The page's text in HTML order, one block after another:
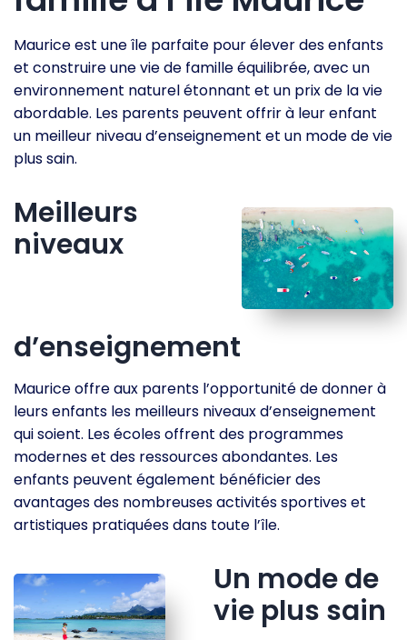
Maurice est une île parfaite pour élever des enfants
et construire une vie de famille équilibrée, avec un
environnement naturel étonnant et un prix de la vie
abordable. Les parents peuvent offrir à leur enfant
un meilleur niveau d’enseignement et un mode de vie
plus sain.
Meilleurs
niveaux
d’enseignement
Maurice offre aux parents l’opportunité de donner à
leurs enfants les meilleurs niveaux d’enseignement
qui soient. Les écoles offrent des programmes
modernes et des ressources abondantes. Les
enfants peuvent également bénéficier des
avantages des nombreuses activités sportives et
artistiques pratiquées dans toute l’île.
Un mode de
vie plus sain